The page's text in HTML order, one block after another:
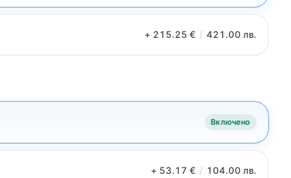
+ 215.25 € / 421.00 лв.
Включено
+ 53.17 € / 104.00 лв.